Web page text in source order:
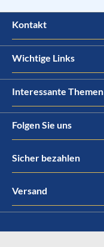
Kontakt
Wichtige Links
Interessante Themen
Folgen Sie uns
Sicher bezahlen
Versand